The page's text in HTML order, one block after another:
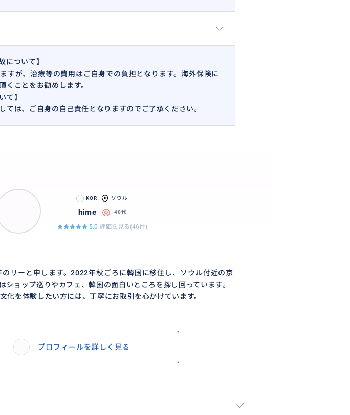
について】
すが、治療等の費用はご自身での負担となります。海外保険に
くことをお勧めします。
て】
ては、ご自身の自己責任となりますのでご了承ください。
KOR ソウル
hime 40代
5.0 評価を見る(46件)
リーと申します。2022年秋ごろに韓国に移住し、ソウル付近の京
ショップ巡りやカフェ、韓国の面白いところを探し回っています。
化を体験したい方には、丁寧にお取引を心かけています。
プロフィールを詳しく見る